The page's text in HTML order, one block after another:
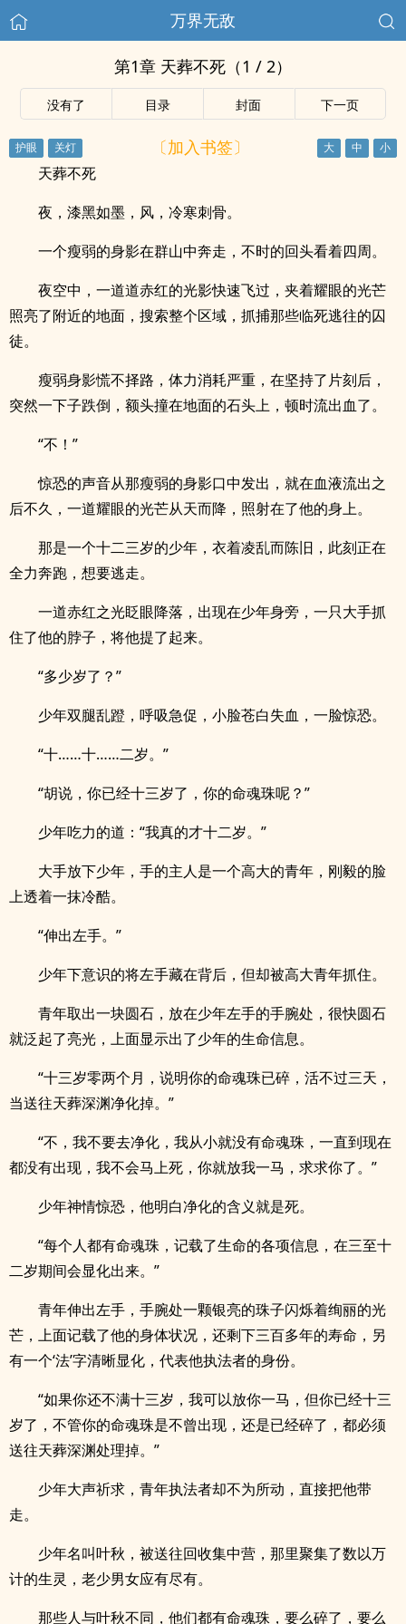
万界无敌
第1章 天葬不死（1 / 2）
没有了 目录 封面 下一页
〔加入书签〕
天葬不死
夜，漆黑如墨，风，冷寒刺骨。
一个瘦弱的身影在群山中奔走，不时的回头看着四周。
夜空中，一道道赤红的光影快速飞过，夹着耀眼的光芒
照亮了附近的地面，搜索整个区域，抓捕那些临死逃往的囚
徒。
瘦弱身影慌不择路，体力消耗严重，在坚持了片刻后，
突然一下子跌倒，额头撞在地面的石头上，顿时流出血了。
“不！”
惊恐的声音从那瘦弱的身影口中发出，就在血液流出之
后不久，一道耀眼的光芒从天而降，照射在了他的身上。
那是一个十二三岁的少年，衣着凌乱而陈旧，此刻正在
全力奔跑，想要逃走。
一道赤红之光眨眼降落，出现在少年身旁，一只大手抓
住了他的脖子，将他提了起来。
“多少岁了？”
少年双腿乱蹬，呼吸急促，小脸苍白失血，一脸惊恐。
“十……十……二岁。”
“胡说，你已经十三岁了，你的命魂珠呢？”
少年吃力的道：“我真的才十二岁。”
大手放下少年，手的主人是一个高大的青年，刚毅的脸
上透着一抹冷酷。
“伸出左手。”
少年下意识的将左手藏在背后，但却被高大青年抓住。
青年取出一块圆石，放在少年左手的手腕处，很快圆石
就泛起了亮光，上面显示出了少年的生命信息。
“十三岁零两个月，说明你的命魂珠已碎，活不过三天，
当送往天葬深渊净化掉。”
“不，我不要去净化，我从小就没有命魂珠，一直到现在
都没有出现，我不会马上死，你就放我一马，求求你了。”
少年神情惊恐，他明白净化的含义就是死。
“每个人都有命魂珠，记载了生命的各项信息，在三至十
二岁期间会显化出来。”
青年伸出左手，手腕处一颗银亮的珠子闪烁着绚丽的光
芒，上面记载了他的身体状况，还剩下三百多年的寿命，另
有一个‘法’字清晰显化，代表他执法者的身份。
“如果你还不满十三岁，我可以放你一马，但你已经十三
岁了，不管你的命魂珠是不曾出现，还是已经碎了，都必须
送往天葬深渊处理掉。”
少年大声祈求，青年执法者却不为所动，直接把他带
走。
少年名叫叶秋，被送往回收集中营，那里聚集了数以万
计的生灵，老少男女应有尽有。
那些人与叶秋不同，他们都有命魂珠，要么碎了，要么